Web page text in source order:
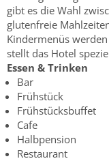
gibt es die Wahl
glutenfreie
Kindermenüs
stellt das Hotel
Essen & Trinken
Bar
Frühstück
Frühstücksbuffet
Cafe
Halbpension
Restaurant